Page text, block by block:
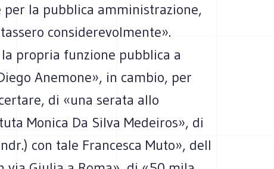
la pubblica amministrazione,
considerevolmente».
propria funzione pubblica a
Anemone», in cambio, per
di «una serata allo
Monica Da Silva Medeiros», di
con tale Francesca Muto», dell